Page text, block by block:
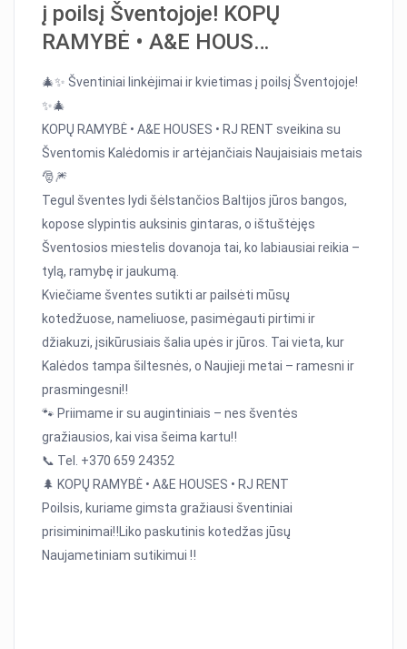
į poilsį Šventojoje! KOPŲ
RAMYBĖ • A&E HOUS…
🎄✨ Šventiniai linkėjimai ir kvietimas į poilsį Šventojoje!
✨🎄
KOPŲ RAMYBĖ • A&E HOUSES • RJ RENT sveikina su
Šventomis Kalėdomis ir artėjančiais Naujaisiais metais
🎅🎆
Tegul šventes lydi šėlstančios Baltijos jūros bangos,
kopose slypintis auksinis gintaras, o ištuštėjęs
Šventosios miestelis dovanoja tai, ko labiausiai reikia –
tylą, ramybę ir jaukumą.
Kviečiame šventes sutikti ar pailsėti mūsų
kotedžuose, nameliuose, pasimėgauti pirtimi ir
džiakuzi, įsikūrusiais šalia upės ir jūros. Tai vieta, kur
Kalėdos tampa šiltesnės, o Naujieji metai – ramesni ir
prasmingesni‼️
🐾 Priimame ir su augintiniais – nes šventės
gražiausios, kai visa šeima kartu‼️
📞 Tel. +370 659 24352
🌲 KOPŲ RAMYBĖ • A&E HOUSES • RJ RENT
Poilsis, kuriame gimsta gražiausi šventiniai
prisiminimai‼️Liko paskutinis kotedžas jūsų
Naujametiniam sutikimui ‼️